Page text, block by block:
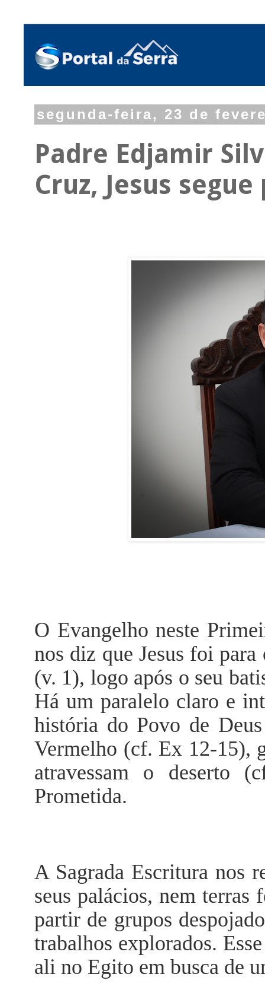
segunda-feira, 23 de
Padre Edjamir
Cruz, Jesus
O Evangelho neste
nos diz que Jesus foi
(v. 1), logo após o seu
Há um paralelo claro e
história do Povo de
Vermelho (cf. Ex 12-15),
atravessam o deserto
Prometida.
A Sagrada Escritura nos
seus palácios, nem
partir de grupos
trabalhos explorados.
ali no Egito em busca de